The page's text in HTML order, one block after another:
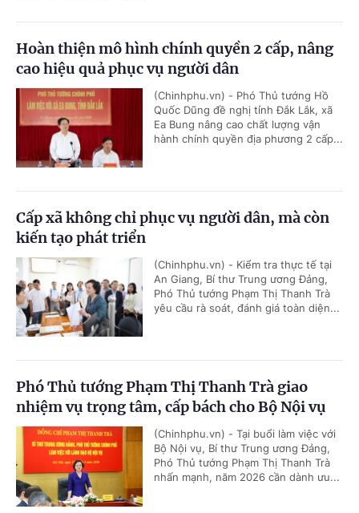
Hoàn thiện mô hình chính quyền 2 cấp, nâng
cao hiệu quả phục vụ người dân
(Chinhphu.vn) - Phó Thủ tướng Hồ
Quốc Dũng đề nghị tỉnh Đắk Lắk, xã
Ea Bung nâng cao chất lượng vận
hành chính quyền địa phương 2 cấp...
Cấp xã không chỉ phục vụ người dân, mà còn
kiến tạo phát triển
(Chinhphu.vn) - Kiểm tra thực tế tại
An Giang, Bí thư Trung ương Đảng,
Phó Thủ tướng Phạm Thị Thanh Trà
yêu cầu rà soát, đánh giá toàn diện...
Phó Thủ tướng Phạm Thị Thanh Trà giao
nhiệm vụ trọng tâm, cấp bách cho Bộ Nội vụ
(Chinhphu.vn) - Tại buổi làm việc với
Bộ Nội vụ, Bí thư Trung ương Đảng,
Phó Thủ tướng Phạm Thị Thanh Trà
nhấn mạnh, năm 2026 cần dành ưu...